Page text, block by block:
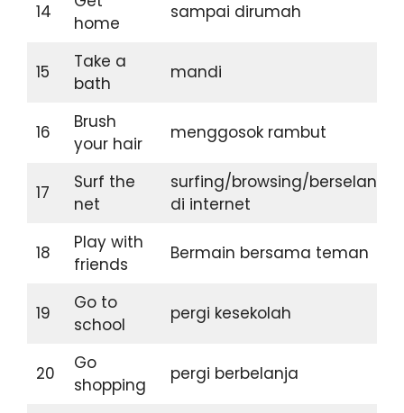
14
home
sampai dirumah
15
Take a
bath
mandi
16
Brush
your hair
menggosok rambut
17
Surf the
net
surfing/browsing/berselancar
di internet
18
Play with
friends
Bermain bersama teman
19
Go to
school
pergi kesekolah
20
Go
shopping
pergi berbelanja